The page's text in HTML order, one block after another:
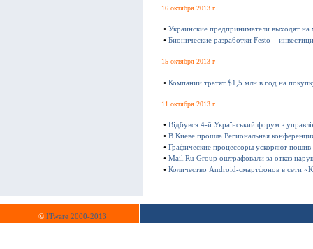
16 октября 2013 г
• Украинские предприниматели выходят
• Бионические разработки Festo –
15 октября 2013 г
• Компании тратят $1,5 млн в год на
11 октября 2013 г
• Відбувся 4-й Український форум з
• В Киеве прошла Региональная
• Графические процессоры ускоряют
• Mail.Ru Group оштрафовали за отказ
• Количество Android-смартфонов в сети
© ITware 2000-2013